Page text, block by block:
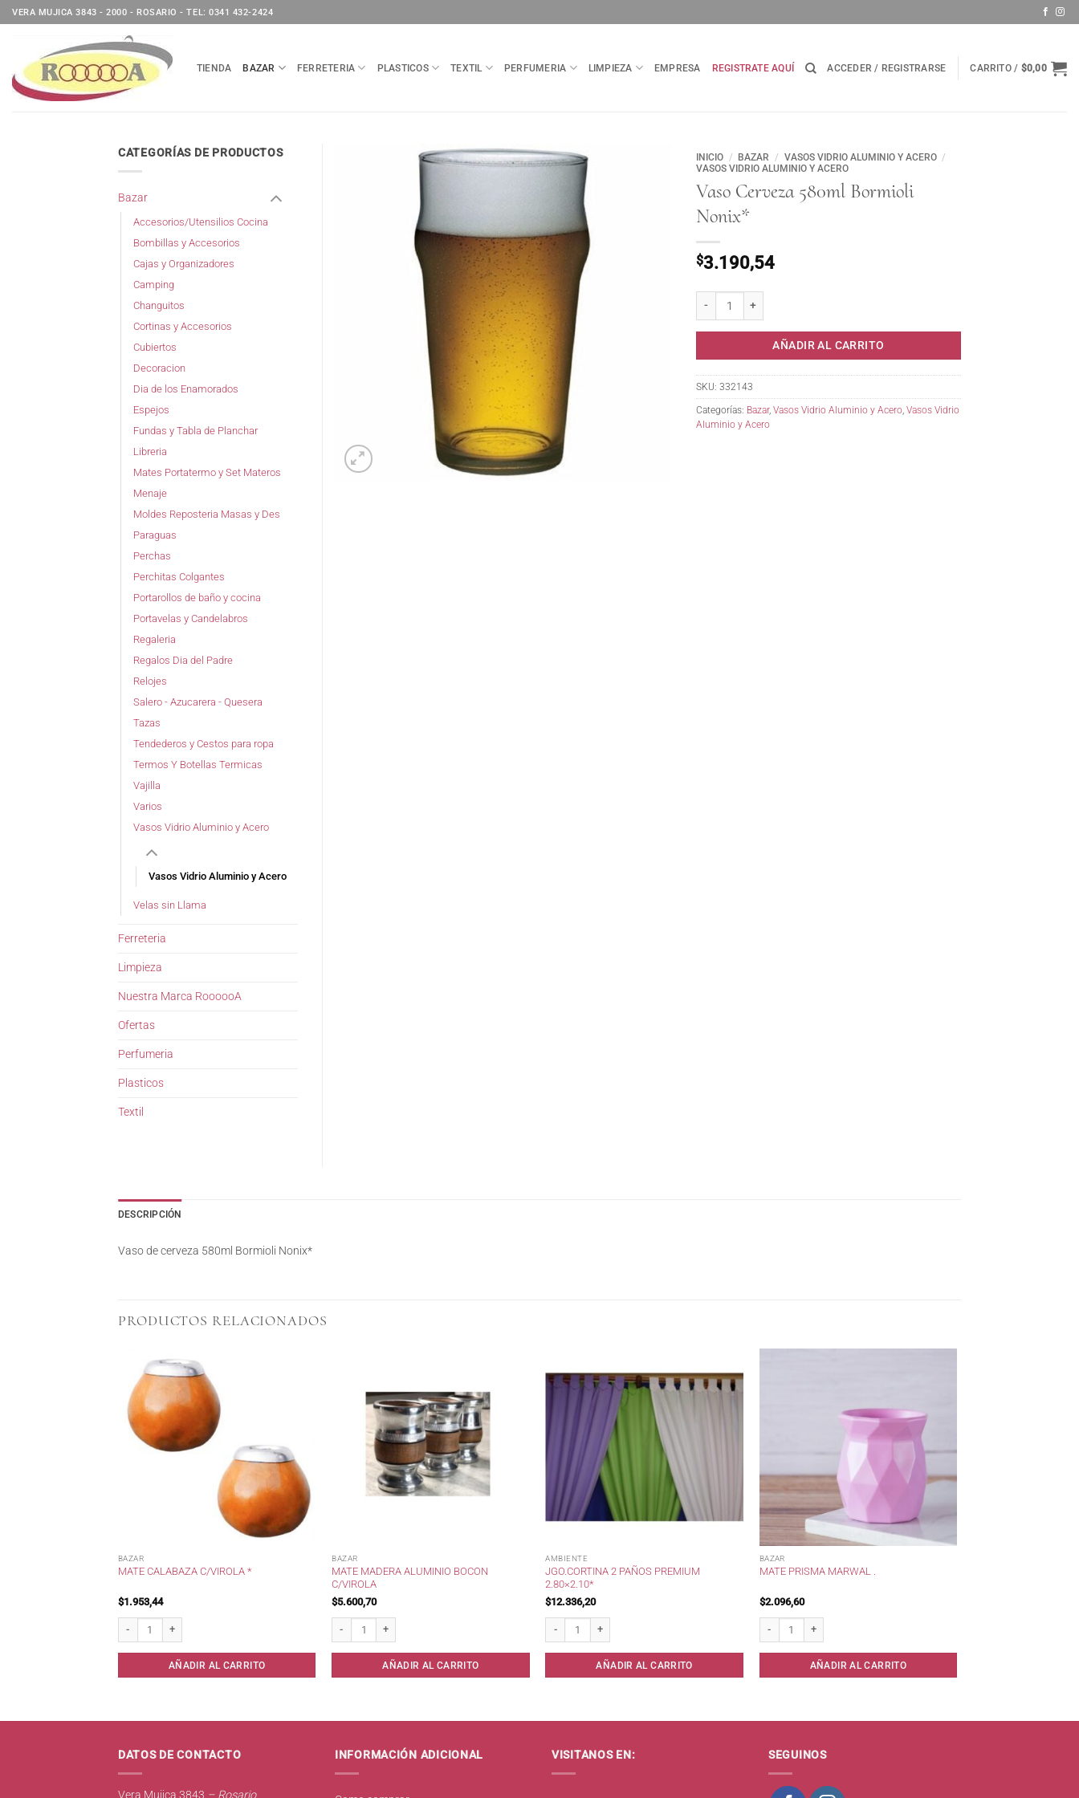
Saltar
al
VERA MUJICA 3843 - 2000 - ROSARIO - TEL: 0341 432-2424
TIENDA BAZAR FERRETERIA PLASTICOS TEXTIL PERFUMERIA LIMPIEZA EMPRESA REGISTRATE AQUÍ ACCEDER / REGISTRARSE CARRITO / $0,00
INICIO / BAZAR / VASOS VIDRIO ALUMINIO Y ACERO /
VASOS VIDRIO ALUMINIO Y ACERO
Vaso Cerveza 580ml Bormioli
Nonix*
$3.190,54
AÑADIR AL CARRITO
SKU: 332143
Categorías: Bazar, Vasos Vidrio Aluminio y Acero Vasos Vidrio
Aluminio y Acero
CATEGORÍAS DE PRODUCTOS
Bazar
Accesorios/Utensilios Cocina
Bombillas y Accesorios
Cajas y Organizadores
Camping
Changuitos
Cortinas y Accesorios
Cubiertos
Decoracion
Dia de los Enamorados
Espejos
Fundas y Tabla de Planchar
Libreria
Mates Portatermo y Set Materos
Menaje
Moldes Reposteria Masas y Des
Paraguas
Perchas
Perchitas Colgantes
Portarollos de baño y cocina
Portavelas y Candelabros
Regaleria
Regalos Dia del Padre
Relojes
Salero - Azucarera - Quesera
Tazas
Tendederos y Cestos para ropa
Termos Y Botellas Termicas
Vajilla
Varios
Vasos Vidrio Aluminio y Acero
Vasos Vidrio Aluminio y Acero
Velas sin Llama
Ferreteria
Limpieza
Nuestra Marca RoooooA
Ofertas
Perfumeria
Plasticos
Textil
DESCRIPCIÓN
Vaso de cerveza 580ml Bormioli Nonix*
PRODUCTOS RELACIONADOS
BAZAR
MATE CALABAZA C/VIROLA *
$1.953,44
AÑADIR AL CARRITO
BAZAR
MATE MADERA ALUMINIO BOCON
C/VIROLA
$5.600,70
AÑADIR AL CARRITO
AMBIENTE
JGO.CORTINA 2 PAÑOS PREMIUM
2.80×2.10*
$12.336,20
AÑADIR AL CARRITO
BAZAR
MATE PRISMA MARWAL .
$2.096,60
AÑADIR AL CARRITO
DATOS DE CONTACTO INFORMACIÓN ADICIONAL VISITANOS EN: SEGUINOS